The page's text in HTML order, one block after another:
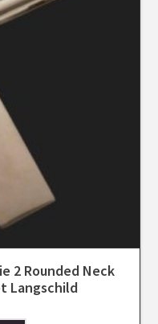
2 Rounded Neck
Langschild